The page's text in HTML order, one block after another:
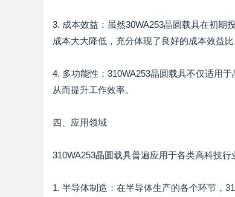
3. 成本效益：虽然30WA253晶圆载具在初期
成本大大降低，充分体现了良好的成本效益比
4. 多功能性：310WA253晶圆载具不仅适用
从而提升工作效率。
四、应用领域
310WA253晶圆载具普遍应用于各类高科技行
1. 半导体制造：在半导体生产的各个环节，